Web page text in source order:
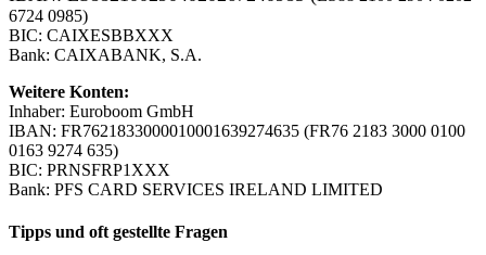
6724 0985)
BIC: CAIXESBBXXX
Bank: CAIXABANK, S.A.
Weitere Konten:
Inhaber: Euroboom GmbH
IBAN: FR7621833000010001639274635 (FR76 2183 3000 0100
0163 9274 635)
BIC: PRNSFRP1XXX
Bank: PFS CARD SERVICES IRELAND LIMITED
Tipps und oft gestellte Fragen